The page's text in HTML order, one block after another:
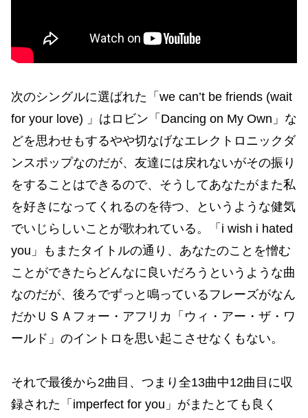
次のシングルに選ばれた「we can’t be friends (wait
for your love) 」はロビン「Dancing on My Own」な
どを思わせもするやや切なげなエレクトロニックダ
ンスポップなのだが、友達には戻れないがその振り
をすることはできるので、そうしてあなたがまた私
を好きになってくれるのを待つ、というような健気
でいじらしいことが歌われている。「i wish i hated
you」もまたタイトルの通り、あなたのことを憎む
ことができたらどんなに良いだろうというような曲
なのだが、後ろでずっと鳴っているフレーズがなん
だかＵＳＡフォー・アフリカ「ウィ・アー・ザ・ワ
ールド」のイントロを思い起こさせなくもない。
それで最後から2曲目、つまり全13曲中12曲目に収
録された「imperfect for you」がまたとても良く